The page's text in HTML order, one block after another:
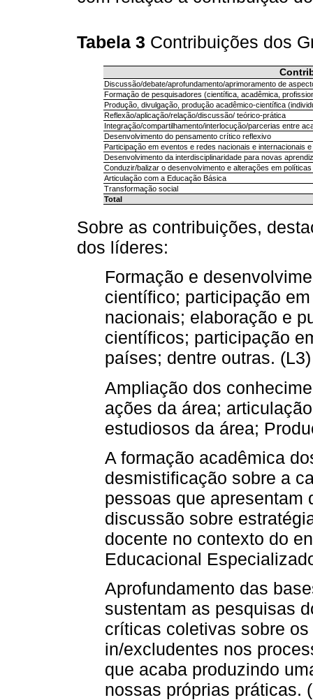
Tabela 3 Contribuições dos
Discussão/debate/aprofundamento/aprimoramento de
Formação de pesquisadores (científica, acadêmica,
Produção, divulgação, produção acadêmico-científica
Reflexão/aplicação/relação/discussão/ teórico-prática
Integração/compartilhamento/interlocução/parcerias entre
Desenvolvimento do pensamento crítico reflexivo
Participação em eventos e redes nacionais e internacionais
Desenvolvimento da interdisciplinaridade para novas
Conduzir/balizar o desenvolvimento e alterações em
Articulação com a Educação Básica
Transformação social
Total
Sobre as contribuições,
dos líderes:
Formação e
científico; participação
nacionais; elaboração e
científicos; participação
países; dentre outras. (L3)
Ampliação dos
ações da área;
estudiosos da área;
A formação acadêmica
desmistificação sobre a
pessoas que apresentam
discussão sobre
docente no contexto do
Educacional
Aprofundamento das
sustentam as pesquisas
críticas coletivas sobre
in/excludentes nos
que acaba produzindo
nossas próprias práticas.